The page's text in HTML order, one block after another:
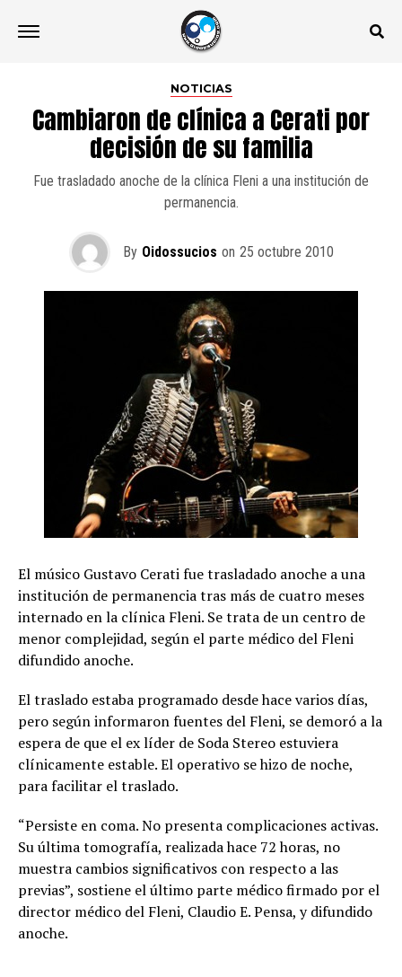
NOTICIAS
Cambiaron de clínica a Cerati por
decisión de su familia
Fue trasladado anoche de la clínica Fleni a una institución de
permanencia.
By Oidossucios on 25 octubre 2010
El músico Gustavo Cerati fue trasladado anoche a una
institución de permanencia tras más de cuatro meses
internado en la clínica Fleni. Se trata de un centro de
menor complejidad, según el parte médico del Fleni
difundido anoche.
El traslado estaba programado desde hace varios días,
pero según informaron fuentes del Fleni, se demoró a la
espera de que el ex líder de Soda Stereo estuviera
clínicamente estable. El operativo se hizo de noche,
para facilitar el traslado.
“Persiste en coma. No presenta complicaciones activas.
Su última tomografía, realizada hace 72 horas, no
muestra cambios significativos con respecto a las
previas”, sostiene el último parte médico firmado por el
director médico del Fleni, Claudio E. Pensa, y difundido
anoche.